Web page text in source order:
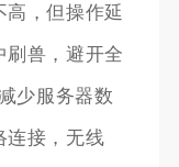
，但操作延
刷兽，避开全
少服务器数
连接，无线